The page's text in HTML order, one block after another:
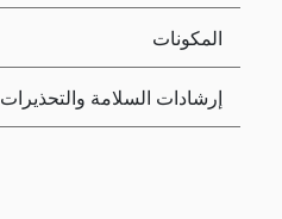
المكونات
إرشادات السلامة والتحذيرات